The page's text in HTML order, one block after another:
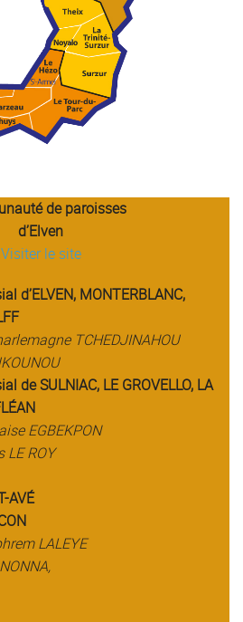
de paroisses
d’Elven
Visiter le site
d’ELVEN, MONTERBLANC,
TCHEDJINAHOU
de SULNIAC, LE GROVELLO, LA
EGBEKPON
LE ROY
AVÉ
LALEYE